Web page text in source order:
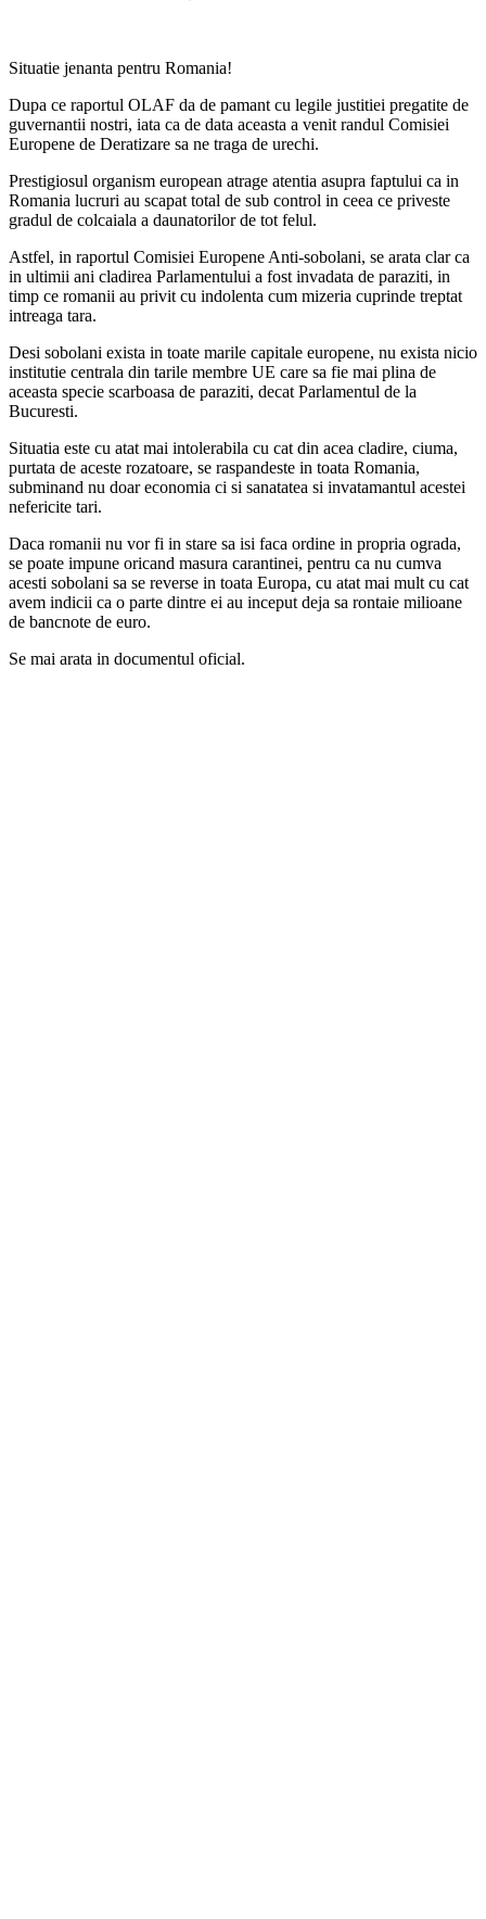
Situatie jenanta pentru Romania!
Dupa ce raportul OLAF da de pamant cu legile justitiei pregatite de
guvernantii nostri, iata ca de data aceasta a venit randul Comisiei
Europene de Deratizare sa ne traga de urechi.
Prestigiosul organism european atrage atentia asupra faptului ca in
Romania lucruri au scapat total de sub control in ceea ce priveste
gradul de colcaiala a daunatorilor de tot felul.
Astfel, in raportul Comisiei Europene Anti-sobolani, se arata clar ca
in ultimii ani cladirea Parlamentului a fost invadata de paraziti, in
timp ce romanii au privit cu indolenta cum mizeria cuprinde treptat
intreaga tara.
Desi sobolani exista in toate marile capitale europene, nu exista nicio
institutie centrala din tarile membre UE care sa fie mai plina de
aceasta specie scarboasa de paraziti, decat Parlamentul de la
Bucuresti.
Situatia este cu atat mai intolerabila cu cat din acea cladire, ciuma,
purtata de aceste rozatoare, se raspandeste in toata Romania,
subminand nu doar economia ci si sanatatea si invatamantul acestei
nefericite tari.
Daca romanii nu vor fi in stare sa isi faca ordine in propria ograda,
se poate impune oricand masura carantinei, pentru ca nu cumva
acesti sobolani sa se reverse in toata Europa, cu atat mai mult cu cat
avem indicii ca o parte dintre ei au inceput deja sa rontaie milioane
de bancnote de euro.
Se mai arata in documentul oficial.